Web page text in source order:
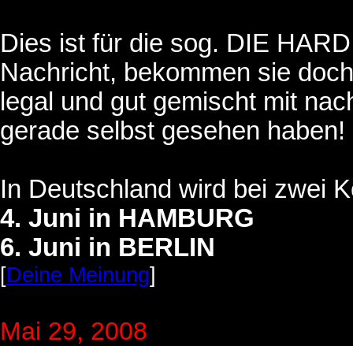
Dies ist für die sog. DIE
Nachricht, bekommen sie
legal und gut gemischt mit
gerade selbst gesehen haben!
In Deutschland wird bei zwei
4. Juni in HAMBURG
6. Juni in BERLIN
[Deine Meinung]
Mai 29, 2008